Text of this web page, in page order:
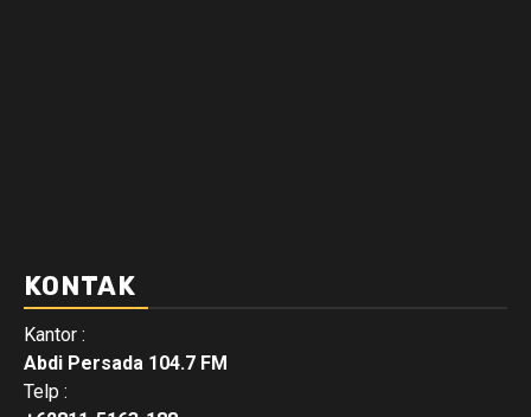
KONTAK
Kantor :
Abdi Persada 104.7 FM
Telp :